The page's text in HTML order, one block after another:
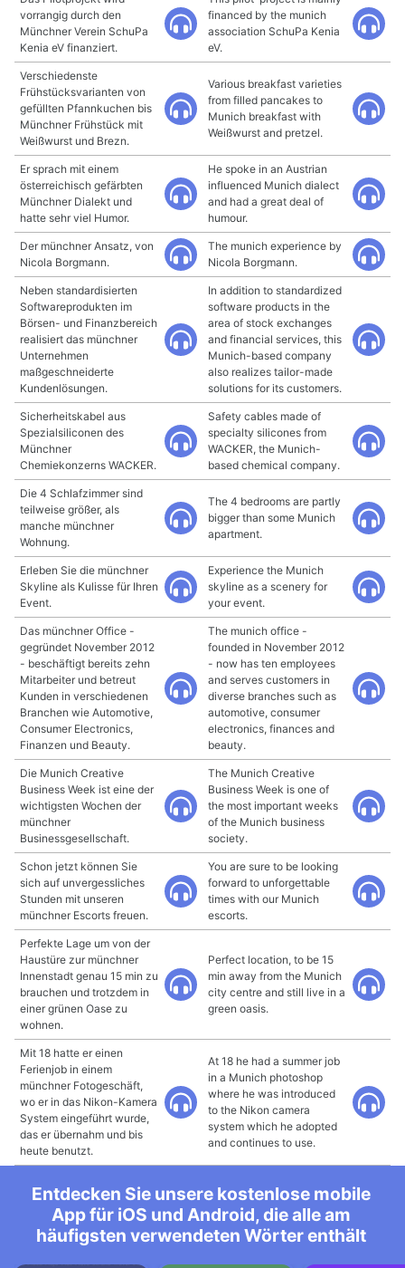
vorrangig durch den
Münchner Verein SchuPa
Kenia eV finanziert.
financed by the munich
association SchuPa Kenia
eV.
Verschiedenste
Frühstücksvarianten von
gefüllten Pfannkuchen bis
Münchner Frühstück mit
Weißwurst und Brezn.
Various breakfast varieties
from filled pancakes to
Munich breakfast with
Weißwurst and pretzel.
Er sprach mit einem
österreichisch gefärbten
Münchner Dialekt und
hatte sehr viel Humor.
He spoke in an Austrian
influenced Munich dialect
and had a great deal of
humour.
Der münchner Ansatz, von
Nicola Borgmann.
The munich experience by
Nicola Borgmann.
Neben standardisierten
Softwareprodukten im
Börsen- und Finanzbereich
realisiert das münchner
Unternehmen
maßgeschneiderte
Kundenlösungen.
In addition to standardized
software products in the
area of stock exchanges
and financial services, this
Munich-based company
also realizes tailor-made
solutions for its customers.
Sicherheitskabel aus
Spezialsiliconen des
Münchner
Chemiekonzerns WACKER.
Safety cables made of
specialty silicones from
WACKER, the Munich-
based chemical company.
Die 4 Schlafzimmer sind
teilweise größer, als
manche münchner
Wohnung.
The 4 bedrooms are partly
bigger than some Munich
apartment.
Erleben Sie die münchner
Skyline als Kulisse für Ihren
Event.
Experience the Munich
skyline as a scenery for
your event.
Das münchner Office -
gegründet November 2012
- beschäftigt bereits zehn
Mitarbeiter und betreut
Kunden in verschiedenen
Branchen wie Automotive,
Consumer Electronics,
Finanzen und Beauty.
The munich office -
founded in November 2012
- now has ten employees
and serves customers in
diverse branches such as
automotive, consumer
electronics, finances and
beauty.
Die Munich Creative
Business Week ist eine der
wichtigsten Wochen der
münchner
Businessgesellschaft.
The Munich Creative
Business Week is one of
the most important weeks
of the Munich business
society.
Schon jetzt können Sie
sich auf unvergessliches
Stunden mit unseren
münchner Escorts freuen.
You are sure to be looking
forward to unforgettable
times with our Munich
escorts.
Perfekte Lage um von der
Haustüre zur münchner
Innenstadt genau 15 min zu
brauchen und trotzdem in
einer grünen Oase zu
wohnen.
Perfect location, to be 15
min away from the Munich
city centre and still live in a
green oasis.
Mit 18 hatte er einen
Ferienjob in einem
münchner Fotogeschäft,
wo er in das Nikon-Kamera
System eingeführt wurde,
das er übernahm und bis
heute benutzt.
At 18 he had a summer job
in a Munich photoshop
where he was introduced
to the Nikon camera
system which he adopted
and continues to use.
Entdecken Sie unsere kostenlose mobile
App für iOS und Android, die alle am
häufigsten verwendeten Wörter enthält